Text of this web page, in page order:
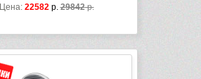
Цена: 22582р.29842р.